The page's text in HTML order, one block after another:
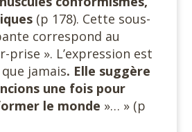
(p 178). Cette sous-
correspond au
prise ». L’expression est
jamais. Elle suggère
une fois pour
le monde »… » (p